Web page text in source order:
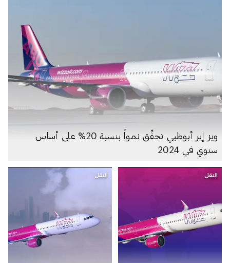
ويز إير أبوظبي تحقِّق نمواً بنسبة 20% على أساس
سنوي في 2024
النقل النقل